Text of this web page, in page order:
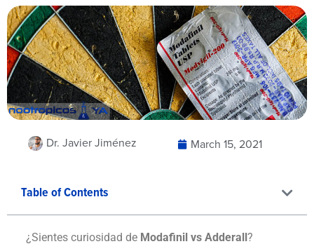
Dr. Javier Jiménez March 15, 2021
¿Sientes curiosidad de Modafinil vs Adderall?
Table of Contents